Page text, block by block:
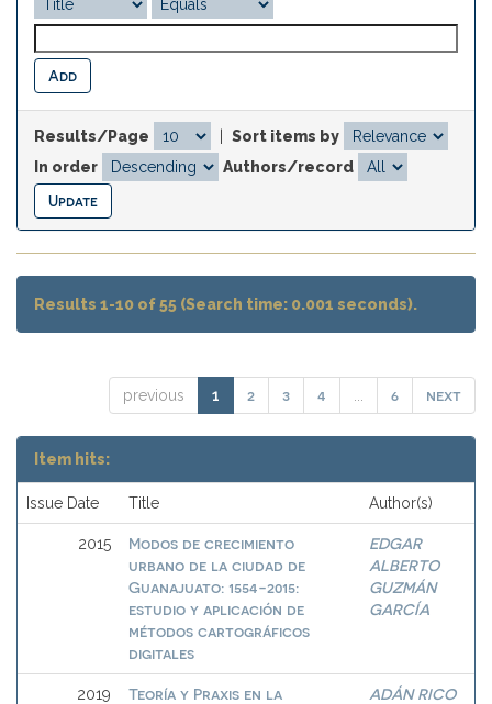
Results/Page
Sort items by
In order
Authors/record
Results 1-10 of 55 (Search time: 0.001 seconds).
previous 1 2 3 4 6 next
Item hits:
Issue Date Title Author(s)
2015
Modos de crecimiento
urbano de la ciudad de
Guanajuato: 1554-2015:
estudio y aplicación de
métodos cartográficos
digitales
EDGAR
ALBERTO
GUZMÁN
GARCÍA
2019
Teoría y Praxis en la
ADÁN RICO